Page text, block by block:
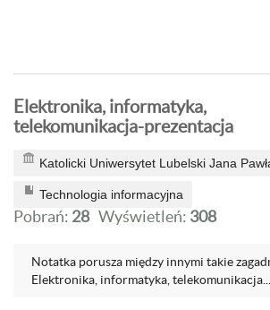
Elektronika, informatyka,
telekomunikacja-prezentacja
Katolicki Uniwersytet Lubelski Jana
Technologia informacyjna
Pobrań: 28 Wyświetleń: 308
Notatka porusza między innymi takie
Elektronika, informatyka, telekomunikacja...